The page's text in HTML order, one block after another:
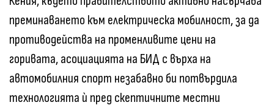
преминаването към електрическа мобилност, за да
противодейства на променливите цени на
горивата, асоциацията на БИД с върха на
автомобилния спорт незабавно би потвърдила
технологията ѝ пред скептичните местни